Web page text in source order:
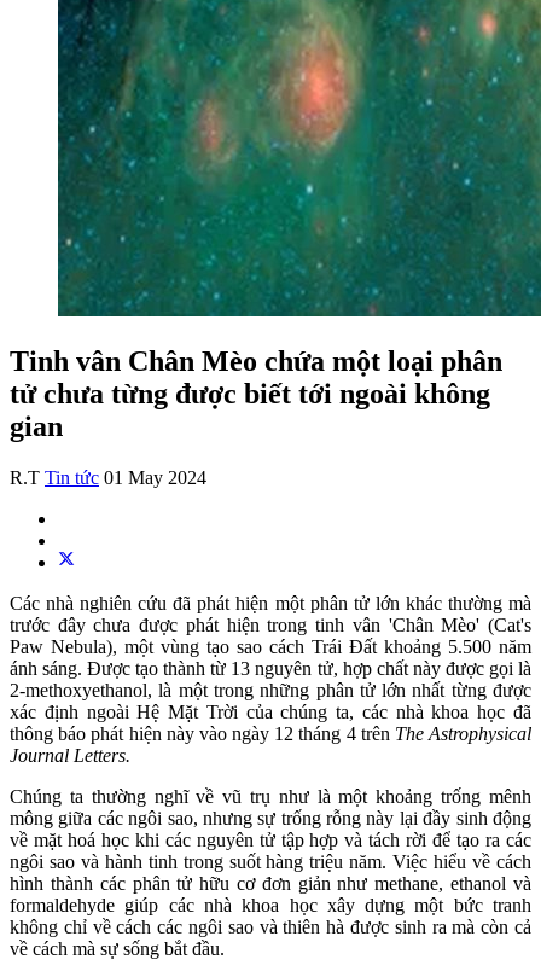
Tinh vân Chân Mèo chứa một loại phân
tử chưa từng được biết tới ngoài không
gian
R.T Tin tức 01 May 2024
Các nhà nghiên cứu đã phát hiện một phân tử lớn khác thường mà
trước đây chưa được phát hiện trong tinh vân 'Chân Mèo' (Cat's
Paw Nebula), một vùng tạo sao cách Trái Đất khoảng 5.500 năm
ánh sáng. Được tạo thành từ 13 nguyên tử, hợp chất này được gọi là
2-methoxyethanol, là một trong những phân tử lớn nhất từng được
xác định ngoài Hệ Mặt Trời của chúng ta, các nhà khoa học đã
thông báo phát hiện này vào ngày 12 tháng 4 trên The Astrophysical
Journal Letters.
Chúng ta thường nghĩ về vũ trụ như là một khoảng trống mênh
mông giữa các ngôi sao, nhưng sự trống rỗng này lại đầy sinh động
về mặt hoá học khi các nguyên tử tập hợp và tách rời để tạo ra các
ngôi sao và hành tinh trong suốt hàng triệu năm. Việc hiểu về cách
hình thành các phân tử hữu cơ đơn giản như methane, ethanol và
formaldehyde giúp các nhà khoa học xây dựng một bức tranh
không chỉ về cách các ngôi sao và thiên hà được sinh ra mà còn cả
về cách mà sự sống bắt đầu.